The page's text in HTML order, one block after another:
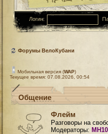
Логин:
Форумы ВелоКубани
Мобильная версия (WAP)
Текущее время: 07.08.2026, 00:54
Общение
Флейм
Разговоры на
Модераторы: